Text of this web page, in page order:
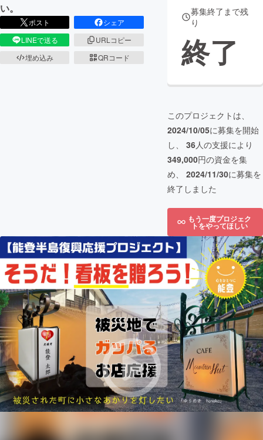
い。
ポスト
シェア
LINEで送る
URLコピー
埋め込み
QRコード
募集終了まで残
り
終了
このプロジェクトは、
2024/10/05に募集を開始
し、 36人の支援により
349,000円の資金を集
め、 2024/11/30に募集を
終了しました
もう一度プロジェク
トをやってほしい